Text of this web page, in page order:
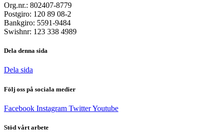
Org.nr.: 802407-8779
Postgiro: 120 89 08-2
Bankgiro: 5591-9484
Swishnr: 123 338 4989
Dela denna sida
Dela sida
Följ oss på sociala medier
Facebook Instagram TwitterYoutube
Stöd vårt arbete